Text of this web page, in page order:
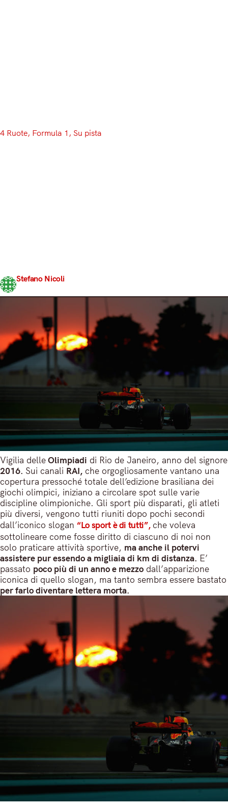
4 Ruote, Formula 1 , Su pista
Stefano Nicoli
Vigilia delleOlimpiadi di Rio de Janeiro, anno del signore
2016. Sui canali RAI, che orgogliosamente vantano una
copertura pressoché totale dell’edizione brasiliana dei
giochi olimpici, iniziano a circolare spot sulle varie
discipline olimpioniche. Gli sport più disparati, gli atleti
più diversi, vengono tutti riuniti dopo pochi secondi
dall’iconico slogan “Lo sport è di tutti”,che voleva
sottolineare come fosse diritto di ciascuno di noi non
solo praticare attività sportive, ma anche il potervi
assistere pur essendo a migliaia di km di distanza. E’
passato poco più di un anno e mezzo dall’apparizione
iconica di quello slogan, ma tanto sembra essere bastato
per farlo diventare lettera morta.